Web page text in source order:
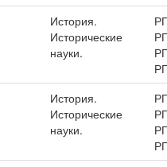
История.
Исторические
науки.
История.
Исторические
науки.